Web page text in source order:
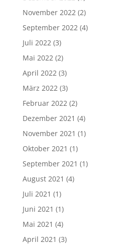
November 2022 (2)
September 2022 (4)
Juli 2022 (3)
Mai 2022 (2)
April 2022 (3)
März 2022 (3)
Februar 2022 (2)
Dezember 2021 (4)
November 2021 (1)
Oktober 2021 (1)
September 2021 (1)
August 2021 (4)
Juli 2021 (1)
Juni 2021 (1)
Mai 2021 (4)
April 2021 (3)